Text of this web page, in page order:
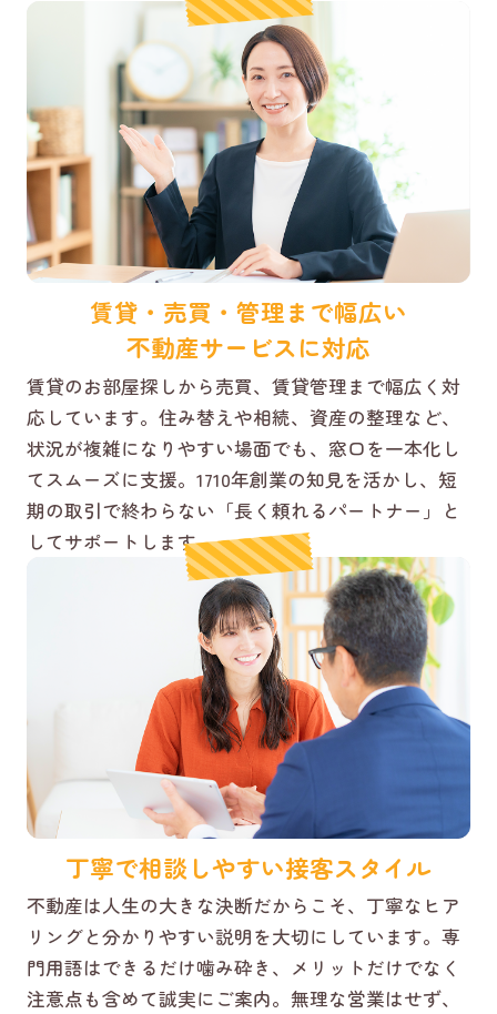
賃貸・売買・管理まで幅広い
不動産サービスに対応
賃貸のお部屋探しから売買、賃貸管理まで幅広く対
応しています。住み替えや相続、資産の整理など、
状況が複雑になりやすい場面でも、窓口を一本化し
てスムーズに支援。1710年創業の知見を活かし、短
期の取引で終わらない「長く頼れるパートナー」と
してサポートします。
丁寧で相談しやすい接客スタイル
不動産は人生の大きな決断だからこそ、丁寧なヒア
リングと分かりやすい説明を大切にしています。専
門用語はできるだけ噛み砕き、メリットだけでなく
注意点も含めて誠実にご案内。無理な営業はせず、